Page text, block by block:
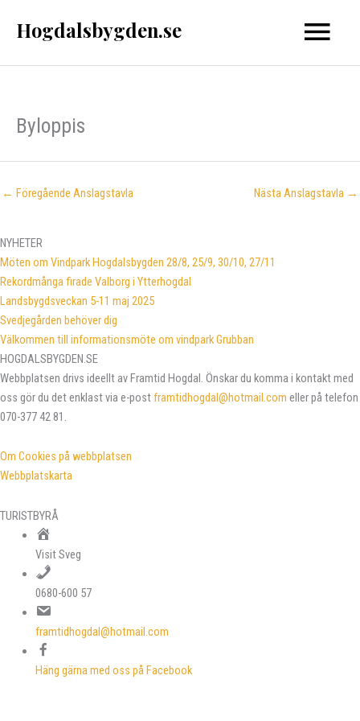
Hogdalsbygden.se
Byloppis
← Föregående Anslagstavla Nästa Anslagstavla →
NYHETER
Möten om Vindpark Hogdalsbygden 28/8, 25/9, 30/10, 27/11
Rekordmånga firade Valborg i Ytterhogdal
Landsbygdsveckan 5-11 maj 2025
Svedjegården behöver dig
Välkommen till informationsmöte om vindpark Grubban
HOGDALSBYGDEN.SE
Webbplatsen drivs ideellt av Framtid Hogdal. Önskar du komma i kontakt med
oss gör du det enklast via e-postframtidhogdal@hotmail.com eller på telefon
070-377 42 81.
Om Cookies på webbplatsen
Webbplatskarta
TURISTBYRÅ
Visit Sveg
0680-600 57
framtidhogdal@hotmail.com
Häng gärna med oss på Facebook